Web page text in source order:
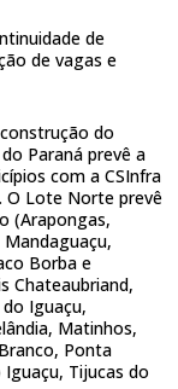
de
de vagas e
do
Paraná prevê a
com a CSInfra
O Lote Norte prevê
(Arapongas,
Borba e
Chateaubriand,
Iguaçu,
Matinhos,
Ponta
Iguaçu, Tijucas do